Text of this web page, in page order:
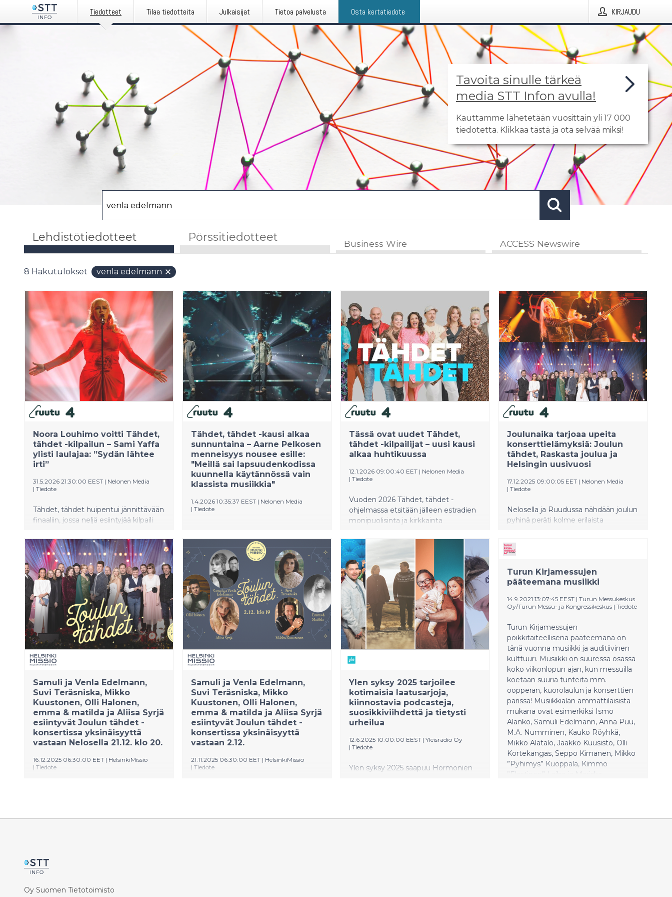
Tiedotteet Tilaa tiedotteita Julkaisijat Tietoa palvelusta Osta kertatiedote KIRJAUDU
Tavoita sinulle tärkeä
media STT Infon avulla!
Kauttamme lähetetään vuosittain yli 17 000
tiedotetta. Klikkaa tästä ja ota selvää miksi!
Lehdistötiedotteet Pörssitiedotteet Business Wire ACCESS Newswire
8 Hakutulokset venla edelmann
Noora Louhimo voitti Tähdet,
tähdet -kilpailun – Sami Yaffa
ylisti laulajaa: ”Sydän lähtee
irti”
31.5.2026 21:30:00 EEST | Nelonen Media
| Tiedote
Tähdet, tähdet huipentui jännittävään
finaaliin, jossa neljä esiintyjää kilpaili
voittajaksi kruunattiin Noora Louhimo.
Tähdet, tähdet -kausi alkaa
sunnuntaina – Aarne Pelkosen
menneisyys nousee esille:
"Meillä sai lapsuudenkodissa
kuunnella käytännössä vain
klassista musiikkia"
1.4.2026 10:35:37 EEST | Nelonen Media
| Tiedote
sunnuntaina. Avausjaksossa
heittäydytään 2000-luvun musiikin
maailmaan, ja ainakin Aarne
Pelkoselle jakson teemalla on syvä
henkilökohtainen merkitys.
Tässä ovat uudet Tähdet,
tähdet -kilpailijat – uusi kausi
alkaa huhtikuussa
12.1.2026 09:00:40 EET | Nelonen Media
| Tiedote
Vuoden 2026 Tähdet, tähdet -
ohjelmassa etsitään jälleen estradien
monipuolisinta ja kirkkainta
Uuden kauden kuvaukset alkavat
huomenna tiistaina.
Joulunaika tarjoaa upeita
konserttielämyksiä: Joulun
tähdet, Raskasta joulua ja
Helsingin uusivuosi
17.12.2025 09:00:05 EET | Nelonen Media
| Tiedote
Nelosella ja Ruudussa nähdään joulun
pyhinä peräti kolme erilaista
tähdet -tukikonsertti yksinäisyyttä
vastaan, astetta raskaammilla
joulua sekä suora lähetys Helsingin
uudenvuodenkonsertista
Samuli ja Venla Edelmann,
Suvi Teräsniska, Mikko
Kuustonen, Olli Halonen,
emma & matilda ja Aliisa Syrjä
esiintyvät Joulun tähdet -
konsertissa yksinäisyyttä
vastaan Nelosella 21.12. klo 20.
16.12.2025 06:30:00 EET | HelsinkiMissio
| Tiedote
tuotto menee HelsinkiMission
musiikkielämyksiä tähtiartistien
esittämänä. Konsertti tuo valoa ja
yhteisöllisyyttä.
Samuli ja Venla Edelmann,
Suvi Teräsniska, Mikko
Kuustonen, Olli Halonen,
emma & matilda ja Aliisa Syrjä
esiintyvät Joulun tähdet -
konsertissa yksinäisyyttä
vastaan 2.12.
21.11.2025 06:30:00 EET | HelsinkiMissio
| Tiedote
tuotto menee HelsinkiMission
Ylen syksy 2025 tarjoilee
kotimaisia laatusarjoja,
kiinnostavia podcasteja,
suosikkiviihdettä ja tietysti
urheilua
12.6.2025 10:00:00 EEST | Yleisradio Oy
| Tiedote
Ylen syksy 2025 saapuu Hormonien
muistikuoron ja Antti
Turun Kirjamessujen
pääteemana musiikki
14.9.2021 13:07:45 EEST | Turun Messukeskus
Oy/Turun Messu- ja Kongressikeskus | Tiedote
Turun Kirjamessujen
poikkitaiteellisena pääteemana on
tänä vuonna musiikki ja auditiivinen
kulttuuri. Musiikki on suuressa osassa
koko viikonlopun ajan, kun messuilla
koetaan suuria tunteita mm.
oopperan, kuorolaulun ja konserttien
parissa! Musiikkialan ammattilaisista
mukana ovat esimerkiksi Ismo
Alanko, Samuli Edelmann, Anna Puu,
M.A. Numminen, Kauko Röyhkä,
Mikko Alatalo, Jaakko Kuusisto, Olli
Kortekangas, Seppo Kimanen, Mikko
”Pyhimys” Kuoppala, Kimmo
”Elastinen” Laiho ja Mariska.
muusikoista klassisen musiikin taitajiin
Oy Suomen Tietotoimisto